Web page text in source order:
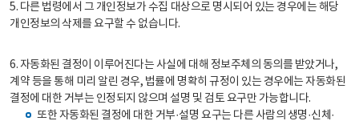
5. 다른 법령에서 그 개인정보가 수집 대상으로 명시되어 있는 경우에는 해당
개인정보의 삭제를 요구할 수 없습니다.
6. 자동화된 결정이 이루어진다는 사실에 대해 정보주체의 동의를 받았거나,
계약 등을 통해 미리 알린 경우, 법률에 명확히 규정이 있는 경우에는 자동화된
결정에 대한 거부는 인정되지 않으며 설명 및 검토 요구만 가능합니다.
또한 자동화된 결정에 대한 거부·설명 요구는 다른 사람의 생명·신체·